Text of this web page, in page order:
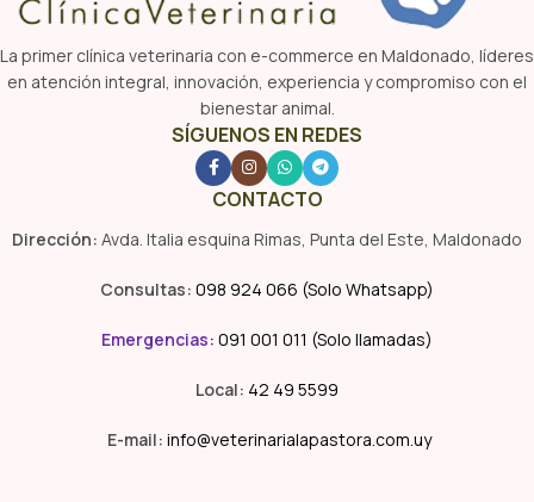
La primer clínica veterinaria con e-commerce en Maldonado, líderes
en atención integral, innovación, experiencia y compromiso con el
bienestar animal.
SÍGUENOS EN REDES
CONTACTO
Dirección: Avda. Italia esquina Rimas, Punta del Este, Maldonado
Consultas: 098 924 066 (Solo Whatsapp)
Emergencias: 091 001 011 (Solo llamadas)
Local: 42 49 5599
E-mail: info@veterinarialapastora.com.uy